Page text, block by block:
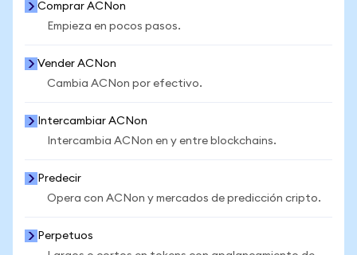
Comprar ACNon
Empieza en pocos pasos.
Vender ACNon
Cambia ACNon por efectivo.
Intercambiar ACNon
Intercambia ACNon en y entre blockchains.
Predecir
Opera con ACNon y mercados de predicción cripto.
Perpetuos